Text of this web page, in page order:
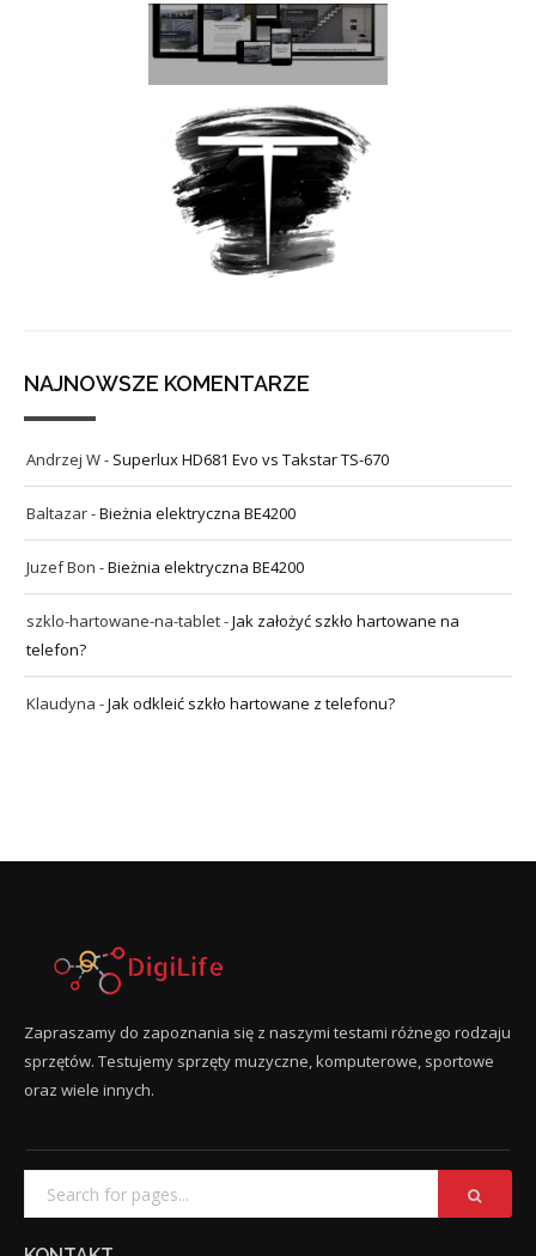
NAJNOWSZE KOMENTARZE
Andrzej W- Superlux HD681 Evo vs Takstar TS-670
Baltazar-Bieżnia elektryczna BE4200
Juzef Bon -Bieżnia elektryczna BE4200
szklo-hartowane-na-tablet-Jak założyć szkło hartowane na
telefon?
Klaudyna -Jak odkleić szkło hartowane z telefonu?
Zapraszamy do zapoznania się z naszymi testami różnego rodzaju
sprzętów. Testujemy sprzęty muzyczne, komputerowe, sportowe
oraz wiele innych.